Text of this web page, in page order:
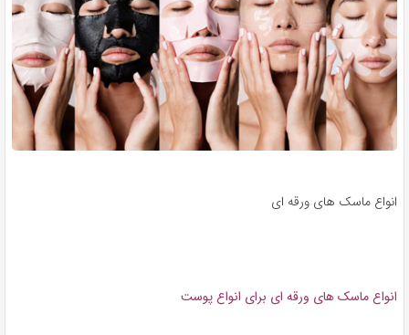
انواع ماسک های ورقه ای
انواع ماسک های ورقه ای برای انواع پوست